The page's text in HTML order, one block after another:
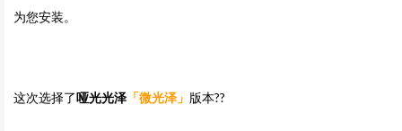
为您安装。
这次选择了哑光光泽 「微光泽」 版本??